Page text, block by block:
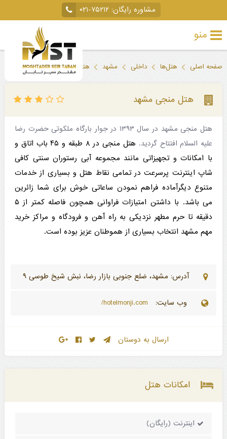
مشاوره رایگان: ۰۲۱-۷۵۲۱۲
منو
تور
آخری
جاذبه‌های
گردشگری
صفحه اصلی هتل‌ها داخلی مشهد هتل منجی مشهد
هتل منجی مشهد
هتل منجی مشهد در سال ۱۳۹۳ در جوار بارگاه ملکوتی حضرت رضا
علیه السلام افتتاح گردید.
هتل منجی در ۸ طبقه و ۴۵ باب اتاق و
با امکانات و تجهیزاتی مانند مجموعه آبی رستوران سنتی کافی
شاپ اینترنت پرسرعت در تمامی نقاط هتل و بسیاری از خدمات
متنوع دیگرآماده فراهم نمودن ساعاتی خوش برای شما زائرین
می باشد. با داشتن امتیازات فراوانی همچون فاصله کمتر از ۵
دقیقه تا حرم مطهر نزدیکی به راه آهن و فرودگاه و مراکز خرید
مهم مشهد انتخاب بسیاری از هموطنان عزیز بوده است.
آدرس: مشهد، ضلع جنوبی بازار رضا، نبش شیخ طوسی ۹
وب سایت:
ارسال به دوستان
امکانات هتل
اینترنت (رایگان)